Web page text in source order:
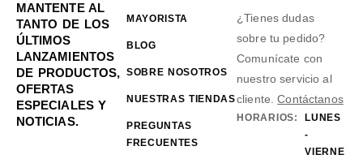
MANTENTE AL
TANTO DE LOS
ÚLTIMOS
LANZAMIENTOS
DE PRODUCTOS,
OFERTAS
ESPECIALES Y
NOTICIAS.
MAYORISTA
BLOG
SOBRE NOSOTROS
NUESTRAS TIENDAS
PREGUNTAS
FRECUENTES
¿Tienes dudas
sobre tu pedido?
Comunícate con
nuestro servicio al
cliente.Contáctanos
HORARIOS:
LUNES
-
VIERNE